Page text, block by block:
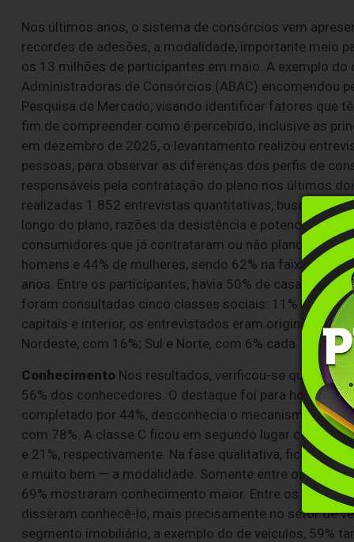
Nos últimos anos, o sistema de consórcios vem
recordes de adesões, a modalidade, importante meio
os 13 milhões de participantes em maio. A exemplo
Administradoras de Consórcios (ABAC) encomendou
Pesquisa de Mercado, visando identificar fatores que
fim de compreender como é percebido, inclusive as
em dezembro de 2025, o levantamento realizou
pessoas, para observar as diferenças dos perfis de
responsáveis pela contratação do plano nos últimos
realizadas 1.852 entrevistas quantitativas, buscando,
longo do plano, razões da desistência e potenciais
consumidores que já contrataram ou não planos de
homens e 44% de mulheres, sendo 62% na faixa
anos. Entre os participantes, havia 50% de casados
foram consultadas cinco classes sociais: 11% da A,
capitais e interior, os entrevistados eram originários
Nordeste, com 16%; Sul e Norte, com 6% cada.
Conhecimento Nos resultados, verificou-se que o
56% dos conhecedores. O destaque foi para homens,
completado por 44%, desconhecia o mecanismo.
com 78%. A classe C ficou em segundo lugar com
e 21%, respectivamente. Na fase qualitativa, ficou
e muito bem — a modalidade. Somente entre os
69% mostraram conhecimento maior. Entre os bens
disseram conhecê-lo, mais precisamente no setor de
segmento imobiliário, a exemplo do de veículos, 59%